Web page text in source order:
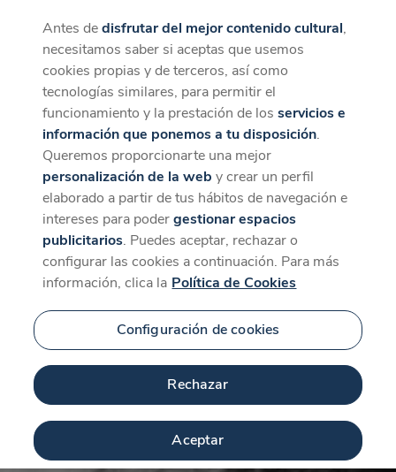
CaixaForum+
La mejor experiencia desde la App
Descargar
Antes dedisfrutar del mejor contenido cultural,
necesitamos saber si aceptas que usemos
cookies propias y de terceros, así como
tecnologías similares, para permitir el
funcionamiento y la prestación de losservicios e
información que ponemos a tu disposición.
Queremos proporcionarte una mejor
personalización de la web y crear un perfil
elaborado a partir de tus hábitos de navegación e
intereses para podergestionar espacios
publicitarios. Puedes aceptar, rechazar o
configurar las cookies a continuación. Para más
información, clica la Política de Cookies
Configuración de cookies
Rechazar
Aceptar